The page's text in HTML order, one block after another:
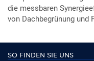
die messbaren
von Dachbegrünung und
SO FINDEN SIE UNS